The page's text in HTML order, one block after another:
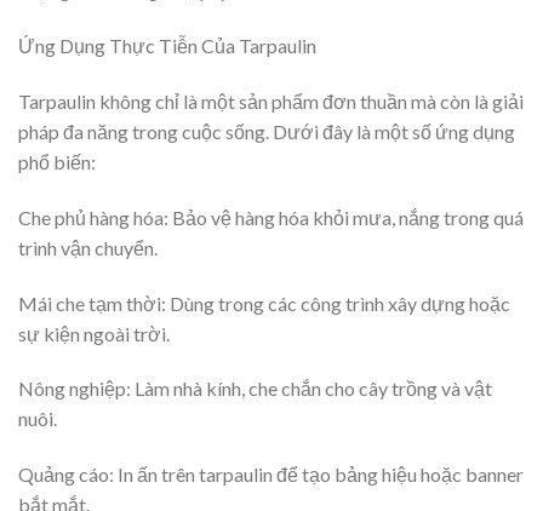
Ứng Dụng Thực Tiễn Của Tarpaulin
Tarpaulin không chỉ là một sản phẩm đơn thuần mà còn là giải
pháp đa năng trong cuộc sống. Dưới đây là một số ứng dụng
phổ biến:
Che phủ hàng hóa: Bảo vệ hàng hóa khỏi mưa, nắng trong quá
trình vận chuyển.
Mái che tạm thời: Dùng trong các công trình xây dựng hoặc
sự kiện ngoài trời.
Nông nghiệp: Làm nhà kính, che chắn cho cây trồng và vật
nuôi.
Quảng cáo: In ấn trên tarpaulin để tạo bảng hiệu hoặc banner
bắt mắt.